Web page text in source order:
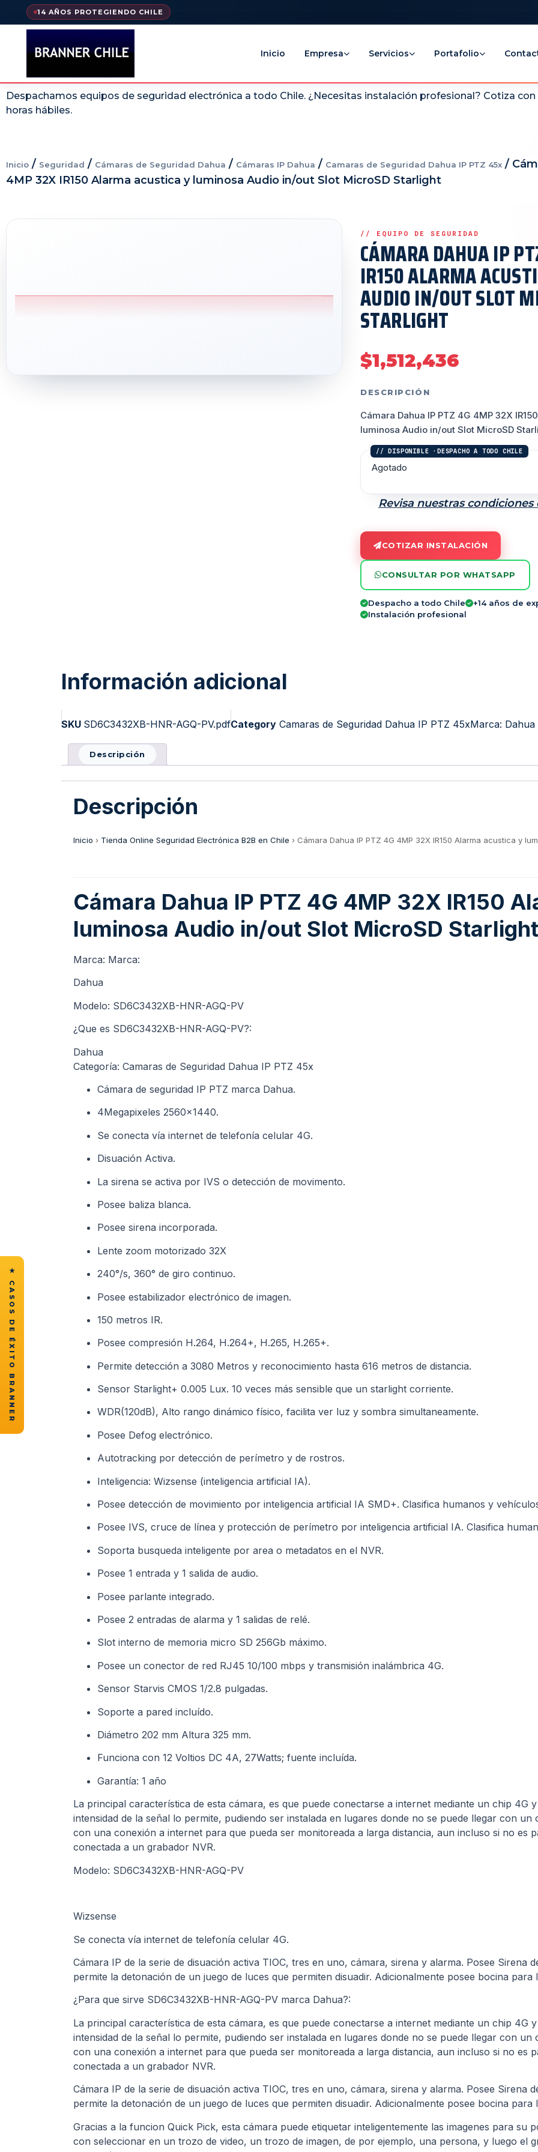
14 AÑOS PROTEGIENDO CHILE
Inicio Empresa Servicios Portafolio
Despachamos equipos de seguridad electrónica a todo Chile. ¿Necesitas instalación profesional? Cotiza
horas hábiles.
Inicio / Seguridad / Cámaras de Seguridad Dahua / Cámaras IP Dahua / Camaras de Seguridad Dahua IP PTZ 45x /
4MP 32X IR150 Alarma acustica y luminosa Audio in/out Slot MicroSD Starlight
CÁMARA DAHUA IP
IR150 ALARMA
AUDIO IN/OUT SLOT
STARLIGHT
$1,512,436
DESCRIPCIÓN
Cámara Dahua IP PTZ 4G 4MP 32X
luminosa Audio in/out Slot MicroSD
Agotado
Revisa nuestras condiciones
COTIZAR INSTALACIÓN
CONSULTAR POR WHATSAPP
Despacho a todo Chile
+14 años de
Instalación profesional
Información adicional
SKU SD6C3432XB-HNR-AGQ-PV.pdfCategory Camaras de Seguridad Dahua IP PTZ 45xMarca: Dahua
Descripción
Descripción
Inicio › Tienda Online Seguridad Electrónica B2B en Chile › Cámara Dahua IP PTZ 4G 4MP 32X IR150 Alarma acustica y
Cámara Dahua IP PTZ 4G 4MP 32X IR150
luminosa Audio in/out Slot MicroSD Starlight
Marca: Marca:
Dahua
Modelo: SD6C3432XB-HNR-AGQ-PV
¿Que es SD6C3432XB-HNR-AGQ-PV?:
Dahua
Categoría: Camaras de Seguridad Dahua IP PTZ 45x
Cámara de seguridad IP PTZ marca Dahua.
4Megapixeles 2560×1440.
Se conecta vía internet de telefonía celular 4G.
Disuación Activa.
La sirena se activa por IVS o detección de movimento.
Posee baliza blanca.
Posee sirena incorporada.
Lente zoom motorizado 32X
240°/s, 360° de giro continuo.
Posee estabilizador electrónico de imagen.
150 metros IR.
Posee compresión H.264, H.264+, H.265, H.265+.
Permite detección a 3080 Metros y reconocimiento hasta 616 metros de distancia.
Sensor Starlight+ 0.005 Lux. 10 veces más sensible que un starlight corriente.
WDR(120dB), Alto rango dinámico físico, facilita ver luz y sombra simultaneamente.
Posee Defog electrónico.
Autotracking por detección de perímetro y de rostros.
Inteligencia: Wizsense (inteligencia artificial IA).
Posee detección de movimiento por inteligencia artificial IA SMD+. Clasifica humanos y
Posee IVS, cruce de línea y protección de perímetro por inteligencia artificial IA. Clasifica
Soporta busqueda inteligente por area o metadatos en el NVR.
Posee 1 entrada y 1 salida de audio.
Posee parlante integrado.
Posee 2 entradas de alarma y 1 salidas de relé.
Slot interno de memoria micro SD 256Gb máximo.
Posee un conector de red RJ45 10/100 mbps y transmisión inalámbrica 4G.
Sensor Starvis CMOS 1/2.8 pulgadas.
Soporte a pared incluído.
Diámetro 202 mm Altura 325 mm.
Funciona con 12 Voltios DC 4A, 27Watts; fuente incluída.
Garantía: 1 año
La principal característica de esta cámara, es que puede conectarse a internet mediante un chip 4G
intensidad de la señal lo permite, pudiendo ser instalada en lugares donde no se puede llegar con un
con una conexión a internet para que pueda ser monitoreada a larga distancia, aun incluso si no es
conectada a un grabador NVR.
Modelo: SD6C3432XB-HNR-AGQ-PV
Wizsense
Se conecta vía internet de telefonía celular 4G.
Cámara IP de la serie de disuación activa TIOC, tres en uno, cámara, sirena y alarma. Posee Sirena
permite la detonación de un juego de luces que permiten disuadir. Adicionalmente posee bocina para
¿Para que sirve SD6C3432XB-HNR-AGQ-PV marca Dahua?:
La principal característica de esta cámara, es que puede conectarse a internet mediante un chip 4G
intensidad de la señal lo permite, pudiendo ser instalada en lugares donde no se puede llegar con un
con una conexión a internet para que pueda ser monitoreada a larga distancia, aun incluso si no es
conectada a un grabador NVR.
Cámara IP de la serie de disuación activa TIOC, tres en uno, cámara, sirena y alarma. Posee Sirena
permite la detonación de un juego de luces que permiten disuadir. Adicionalmente posee bocina para
Gracias a la funcion Quick Pick, esta cámara puede etiquetar inteligentemente las imagenes para su
con seleccionar en un trozo de video, un trozo de imagen, de por ejemplo, una persona, y luego el
★ CASOS DE ÉXITO BRANNER